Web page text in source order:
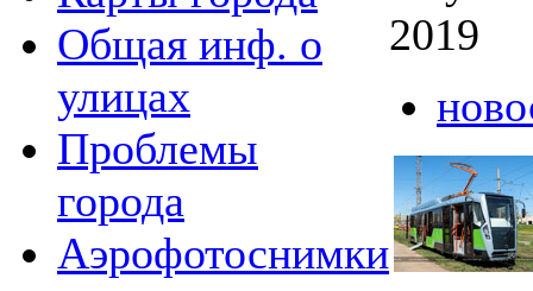
Общая инф. о
улицах
Проблемы
города
Аэрофотоснимки
2019